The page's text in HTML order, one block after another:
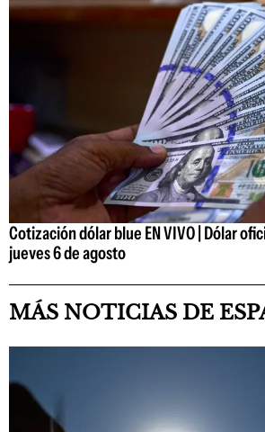
Cotización dólar blue EN VIVO | Dólar
jueves 6 de agosto
MÁS NOTICIAS DE